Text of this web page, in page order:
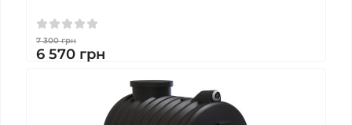
7 300грн
6 570 грн